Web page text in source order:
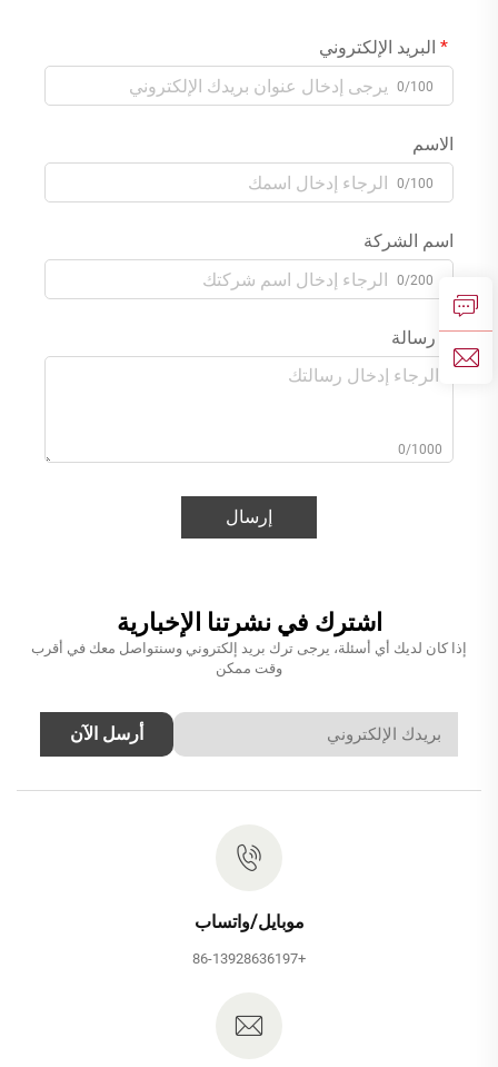
البريد الإلكتروني
0/100
الاسم
0/100
اسم الشركة
0/200
رسالة
0/1000
إرسال
اشترك في نشرتنا الإخبارية
إذا كان لديك أي أسئلة، يرجى ترك بريد إلكتروني وسنتواصل معك في أقرب
وقت ممكن
أرسل الآن
موبايل/واتساب
+86-13928636197